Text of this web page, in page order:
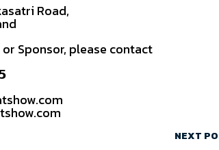
Road,
Sponsor, please contact
NEXT